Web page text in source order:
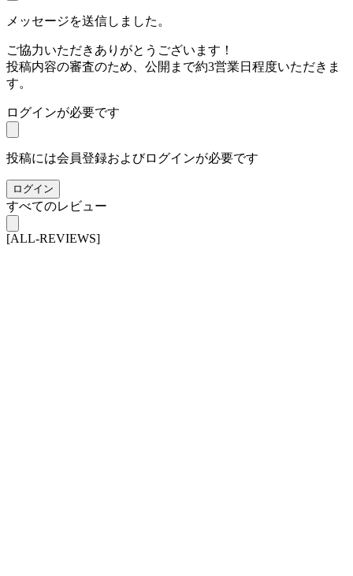
メッセージを送信しました。
ご協力いただきありがとうございます！
投稿内容の審査のため、公開まで約3営業日程度いただきま
す。
ログインが必要です
投稿には会員登録およびログインが必要です
ログイン
すべてのレビュー
[ALL-REVIEWS]